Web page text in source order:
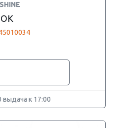
выдача к 17:00